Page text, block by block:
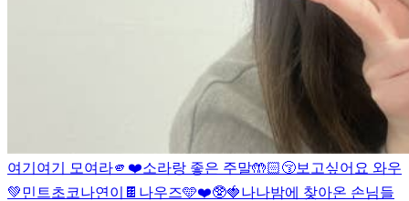
여기여기 모여라🫵❤️소라랑 좋은 주말🤲🏻😚보고싶어요 와우
💚민트초코나연이🍫 나우즈🩵❤️🥸🍓나나밤에 찾아온 손님들